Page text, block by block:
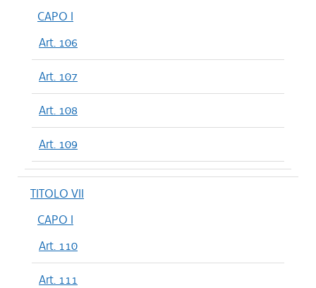
CAPO I
Art. 106
Art. 107
Art. 108
Art. 109
TITOLO VII
CAPO I
Art. 110
Art. 111